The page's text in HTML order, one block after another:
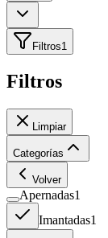
Filtros1
Filtros
Limpiar
Categorías
Volver
Apernadas1
Imantadas1